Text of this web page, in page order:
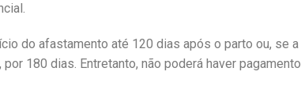
do afastamento até 120 dias após o parto ou, se a
180 dias. Entretanto, não poderá haver pagamento